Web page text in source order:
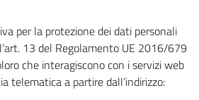
per la protezione dei dati personali
13 del Regolamento UE 2016/679
che interagiscono con i servizi web
telematica a partire dall’indirizzo: